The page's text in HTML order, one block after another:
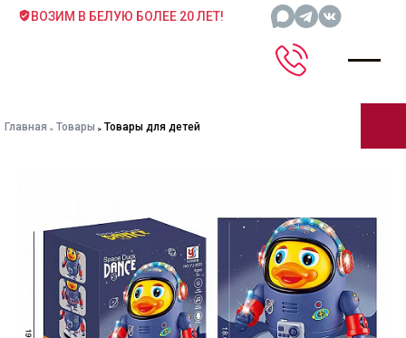
ВОЗИМ В БЕЛУЮ БОЛЕЕ 20 ЛЕТ!
Главная Товары Товары для детей